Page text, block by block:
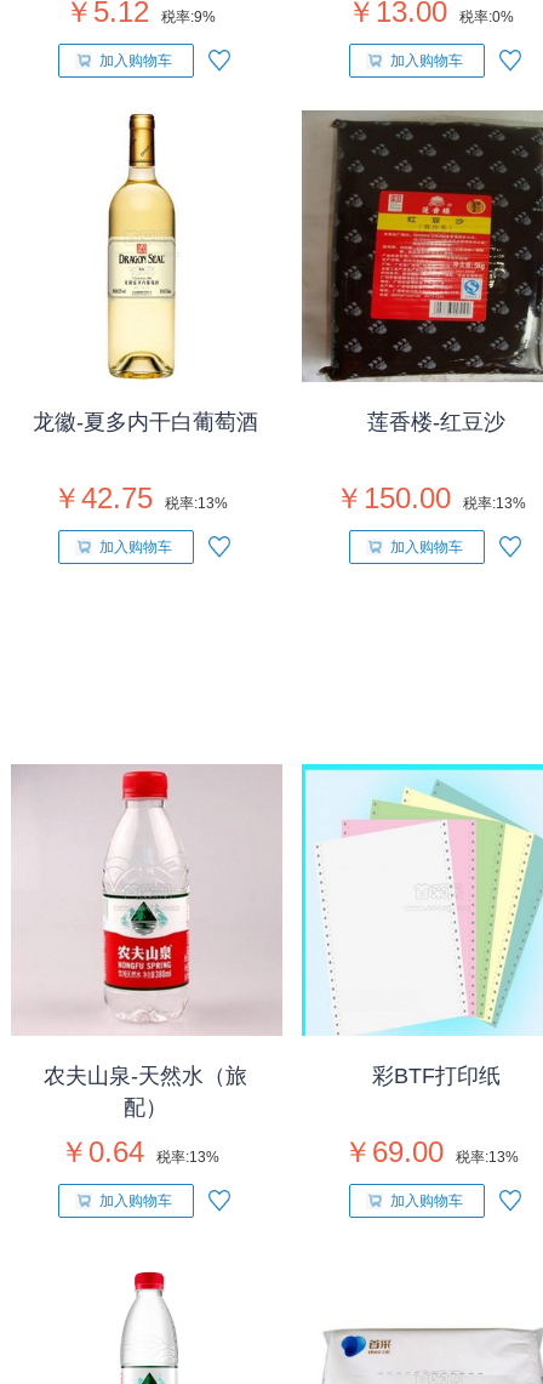
￥5.12 税率:9%
加入购物车
￥13.00 税率:0%
加入购物车
龙徽-夏多内干白葡萄酒
￥42.75 税率:13%
加入购物车
莲香楼-红豆沙
￥150.00 税率:13%
加入购物车
农夫山泉-天然水（旅
配）
￥0.64 税率:13%
加入购物车
彩BTF打印纸
￥69.00 税率:13%
加入购物车